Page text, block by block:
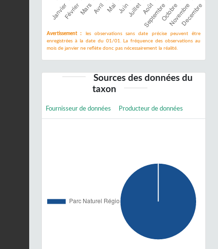
Avertissement :
les observations sans date précise peuvent être
enregistrées à la date du 01/01. La fréquence des observations au
mois de janvier ne reflète donc pas nécessairement la réalité.
Sources des données du
taxon
Fournisseur de données Producteur de données